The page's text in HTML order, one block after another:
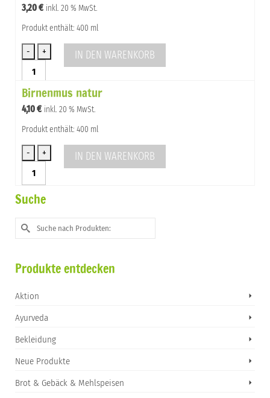
3,20€ inkl. 20 % MwSt.
Produkt enthält: 400 ml
natur
Menge
IN DEN WARENKORB
Birnenmus natur
4,10€ inkl. 20 % MwSt.
Produkt enthält: 400 ml
natur
Menge
IN DEN WARENKORB
Suche
Suche
nach:
Produkte entdecken
Aktion
Ayurveda
Bekleidung
Neue Produkte
Brot & Gebäck & Mehlspeisen